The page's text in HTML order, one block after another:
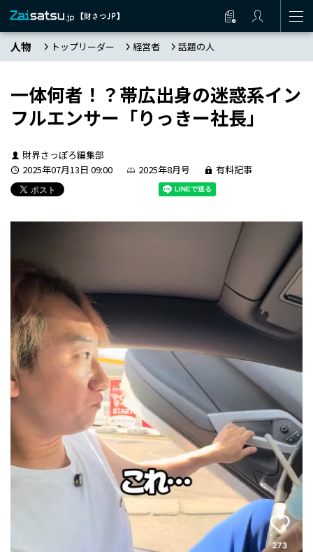
人物 トップリーダー 経営者 話題の人
一体何者！？帯広出身の迷惑系イン
フルエンサー「りっきー社長」
財界さっぽろ編集部
2025年07月13日 09:00
2025年8月号 有料記事